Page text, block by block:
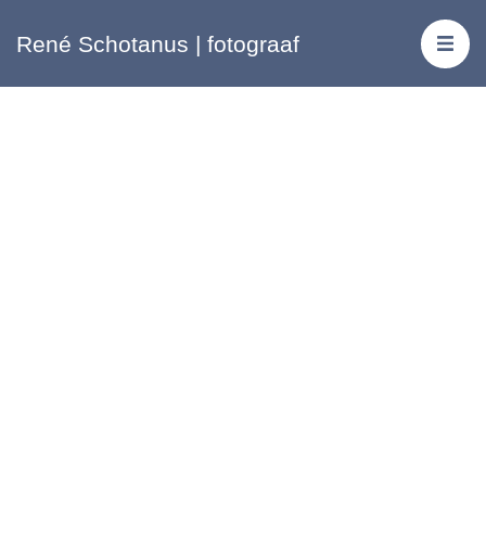
René Schotanus | fotograaf